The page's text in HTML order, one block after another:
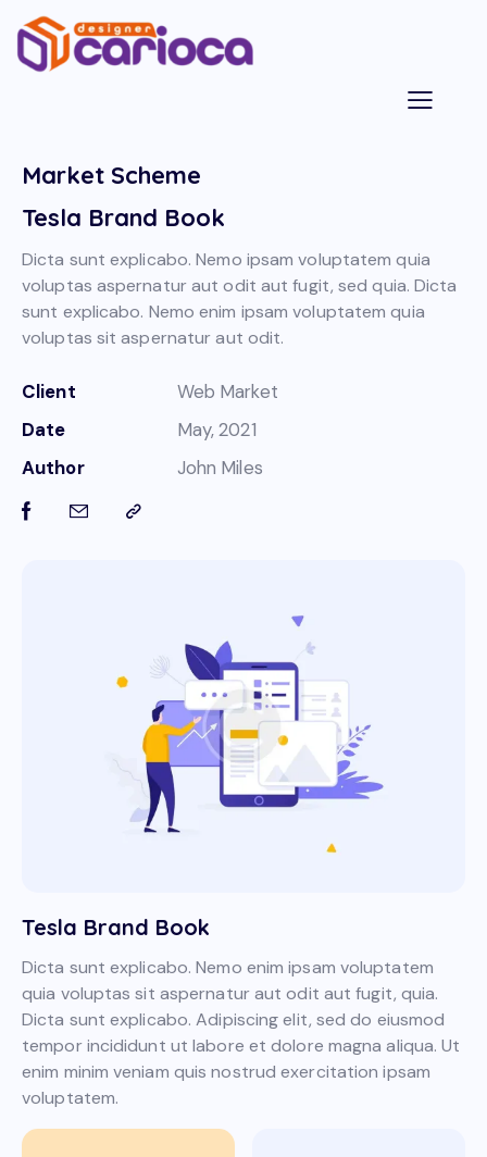
Market Scheme
Tesla Brand Book
Dicta sunt explicabo. Nemo ipsam voluptatem quia
voluptas aspernatur aut odit aut fugit, sed quia. Dicta
sunt explicabo. Nemo enim ipsam voluptatem quia
voluptas sit aspernatur aut odit.
Client
Web Market
Date
May, 2021
Author
John Miles
Tesla Brand Book
Dicta sunt explicabo. Nemo enim ipsam voluptatem
quia voluptas sit aspernatur aut odit aut fugit, quia.
Dicta sunt explicabo. Adipiscing elit, sed do eiusmod
tempor incididunt ut labore et dolore magna aliqua. Ut
enim minim veniam quis nostrud exercitation ipsam
voluptatem.